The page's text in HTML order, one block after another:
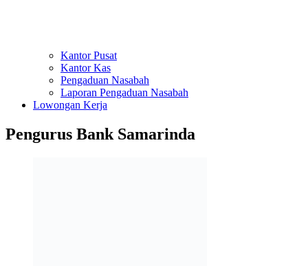
Kantor Pusat
Kantor Kas
Pengaduan Nasabah
Laporan Pengaduan Nasabah
Lowongan Kerja
Pengurus Bank Samarinda